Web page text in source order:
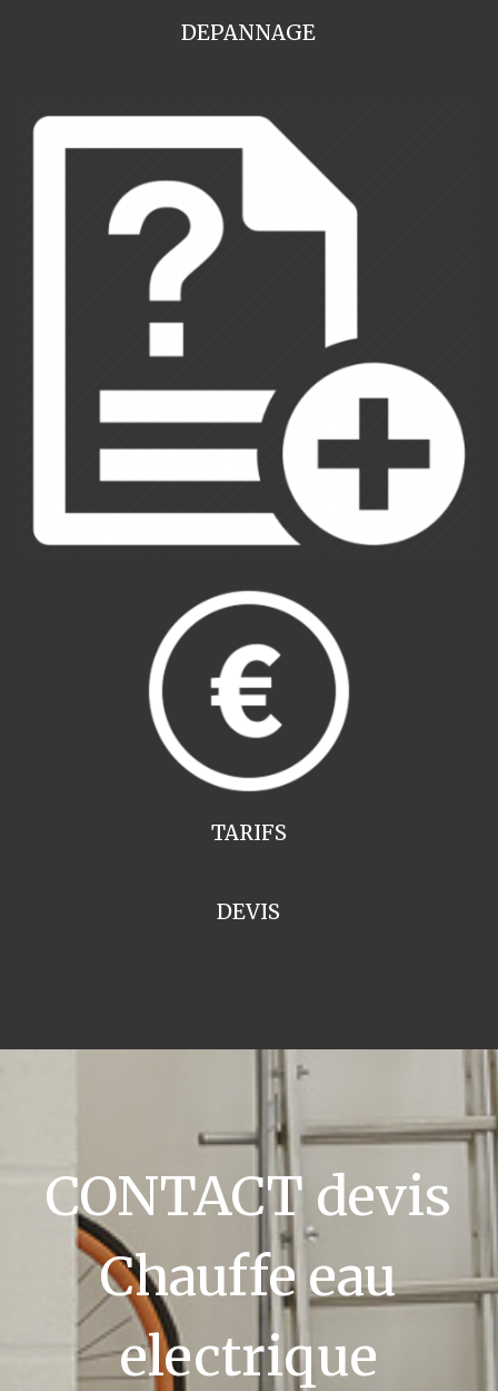
DEPANNAGE
TARIFS
DEVIS
CONTACT devis
Chauffe eau
electrique